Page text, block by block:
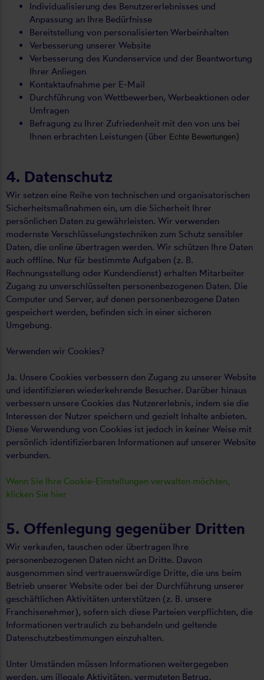
Individualisierung des Benutzererlebnisses und
Anpassung an Ihre Bedürfnisse
Bereitstellung von personalisierten Werbeinhalten
Verbesserung unserer Website
Verbesserung des Kundenservice und der Beantwortung
Ihrer Anliegen
Kontaktaufnahme per E-Mail
Durchführung von Wettbewerben, Werbeaktionen oder
Umfragen
Befragung zu Ihrer Zufriedenheit mit den von uns bei
Ihnen erbrachten Leistungen (über Echte Bewertungen)
4. Datenschutz
Wir setzen eine Reihe von technischen und organisatorischen
Sicherheitsmaßnahmen ein, um die Sicherheit Ihrer
persönlichen Daten zu gewährleisten. Wir verwenden
modernste Verschlüsselungstechniken zum Schutz sensibler
Daten, die online übertragen werden. Wir schützen Ihre Daten
auch offline. Nur für bestimmte Aufgaben (z. B.
Rechnungsstellung oder Kundendienst) erhalten Mitarbeiter
Zugang zu unverschlüsselten personenbezogenen Daten. Die
Computer und Server, auf denen personenbezogene Daten
gespeichert werden, befinden sich in einer sicheren
Umgebung.
Verwenden wir Cookies?
Ja. Unsere Cookies verbessern den Zugang zu unserer Website
und identifizieren wiederkehrende Besucher. Darüber hinaus
verbessern unsere Cookies das Nutzererlebnis, indem sie die
Interessen der Nutzer speichern und gezielt Inhalte anbieten.
Diese Verwendung von Cookies ist jedoch in keiner Weise mit
persönlich identifizierbaren Informationen auf unserer Website
verbunden.
Wenn Sie Ihre Cookie-Einstellungen verwalten möchten,
klicken Sie hier
5. Offenlegung gegenüber Dritten
Wir verkaufen, tauschen oder übertragen Ihre
personenbezogenen Daten nicht an Dritte. Davon
ausgenommen sind vertrauenswürdige Dritte, die uns beim
Betrieb unserer Website oder bei der Durchführung unserer
geschäftlichen Aktivitäten unterstützen (z. B. unsere
Franchisenehmer), sofern sich diese Parteien verpflichten, die
Informationen vertraulich zu behandeln und geltende
Datenschutzbestimmungen einzuhalten.
Unter Umständen müssen Informationen weitergegeben
werden, um illegale Aktivitäten, vermuteten Betrug,